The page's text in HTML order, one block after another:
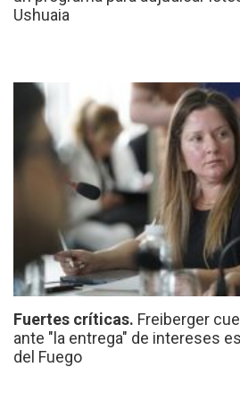
Ushuaia
Fuertes críticas. Freiberger
ante "la entrega" de intereses
del Fuego